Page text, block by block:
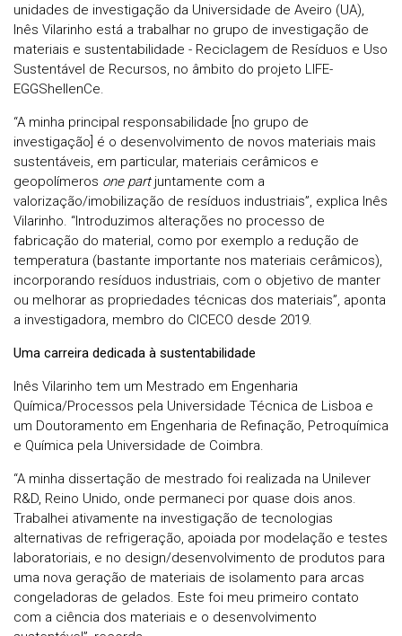
unidades de investigação da Universidade de Aveiro (UA),
Inês Vilarinho está a trabalhar no grupo de investigação de
materiais e sustentabilidade - Reciclagem de Resíduos e Uso
Sustentável de Recursos, no âmbito do projeto LIFE-
EGGShellenCe.
“A minha principal responsabilidade [no grupo de
investigação] é o desenvolvimento de novos materiais mais
sustentáveis, em particular, materiais cerâmicos e
geopolímeros one partjuntamente com a
valorização/imobilização de resíduos industriais”, explica Inês
Vilarinho. “Introduzimos alterações no processo de
fabricação do material, como por exemplo a redução de
temperatura (bastante importante nos materiais cerâmicos),
incorporando resíduos industriais, com o objetivo de manter
ou melhorar as propriedades técnicas dos materiais”, aponta
a investigadora, membro do CICECO desde 2019.
Uma carreira dedicada à sustentabilidade
Inês Vilarinho tem um Mestrado em Engenharia
Química/Processos pela Universidade Técnica de Lisboa e
um Doutoramento em Engenharia de Refinação, Petroquímica
e Química pela Universidade de Coimbra.
“A minha dissertação de mestrado foi realizada na Unilever
R&D, Reino Unido, onde permaneci por quase dois anos.
Trabalhei ativamente na investigação de tecnologias
alternativas de refrigeração, apoiada por modelação e testes
laboratoriais, e no design/desenvolvimento de produtos para
uma nova geração de materiais de isolamento para arcas
congeladoras de gelados. Este foi meu primeiro contato
com a ciência dos materiais e o desenvolvimento